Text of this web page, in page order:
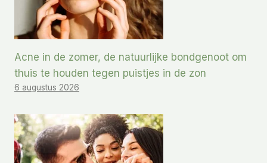
Acne in de zomer, de natuurlijke bondgenoot om
thuis te houden tegen puistjes in de zon
6 augustus 2026